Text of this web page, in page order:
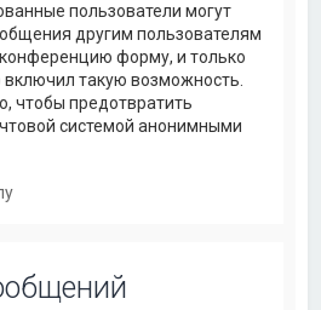
пользователи могут
другим пользователям
форму, и только
такую возможность.
чтобы предотвратить
системой анонимными